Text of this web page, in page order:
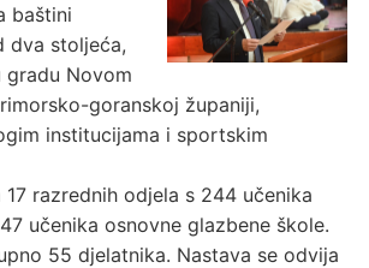
baštini
dva stoljeća,
Novom
goranskoj županiji,
institucijama i sportskim
17 razrednih odjela s 244 učenika
učenika osnovne glazbene škole.
55 djelatnika. Nastava se odvija